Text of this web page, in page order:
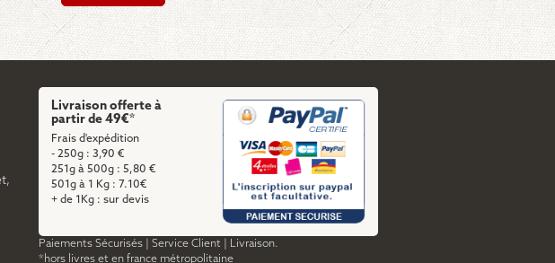
Livraison offerte à
partir de 49€*
Frais d'expédition
- 250g : 3,90 €
251g à 500g : 5,80 €
501g à 1 Kg : 7.10€
+ de 1Kg : sur devis
Paiements Sécurisés| Service Client | Livraison.
*hors livres et en france métropolitaine